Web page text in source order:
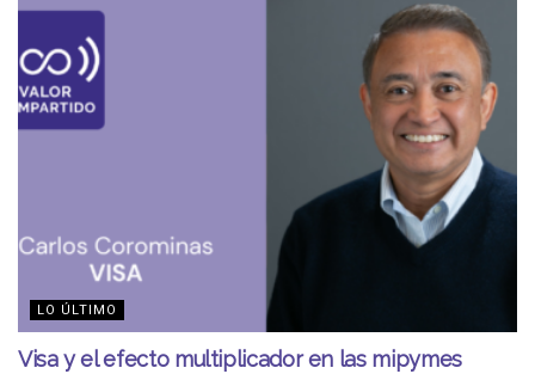
LO ÚLTIMO
Visa y el efecto multiplicador en las mipymes